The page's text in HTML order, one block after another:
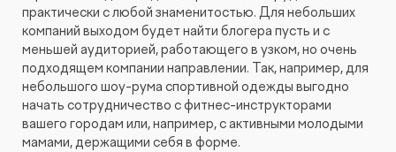
практически с любой знаменитостью. Для небольших
компаний выходом будет найти блогера пусть и с
меньшей аудиторией, работающего в узком, но очень
подходящем компании направлении. Так, например, для
небольшого шоу-рума спортивной одежды выгодно
начать сотрудничество с фитнес-инструкторами
вашего городам или, например, с активными молодыми
мамами, держащими себя в форме.